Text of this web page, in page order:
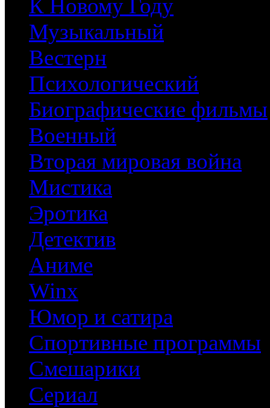
К Новому Году
Музыкальный
Вестерн
Психологический
Биографические фильмы
Военный
Вторая мировая война
Мистика
Эротика
Детектив
Аниме
Winx
Юмор и сатира
Спортивные программы
Смешарики
Сериал